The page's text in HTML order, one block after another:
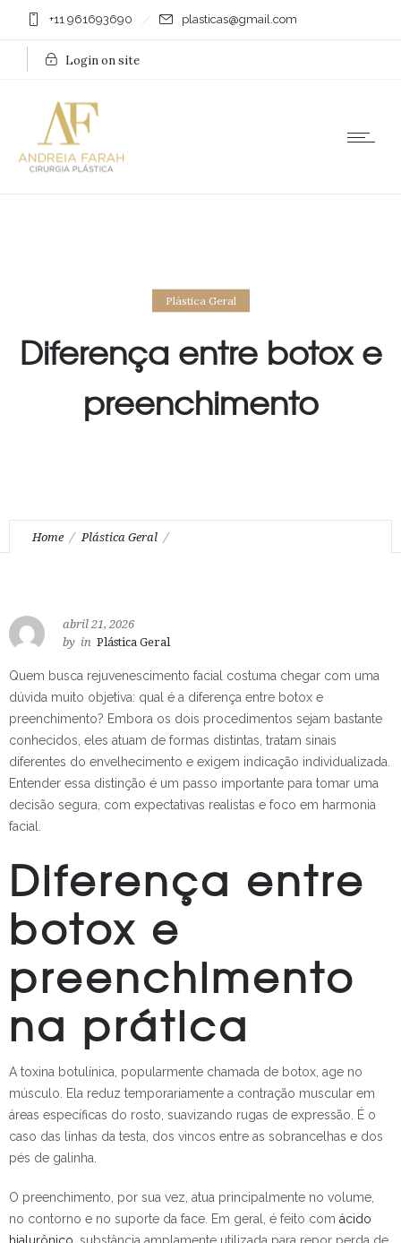
+11 961693690 plasticas@gmail.com
Login on site
Plástica Geral
Diferença entre botox e
preenchimento
Home Plástica Geral
abril 21, 2026
by in Plástica Geral
Quem busca rejuvenescimento facial costuma chegar com uma
dúvida muito objetiva: qual é a diferença entre botox e
preenchimento? Embora os dois procedimentos sejam bastante
conhecidos, eles atuam de formas distintas, tratam sinais
diferentes do envelhecimento e exigem indicação individualizada.
Entender essa distinção é um passo importante para tomar uma
decisão segura, com expectativas realistas e foco em harmonia
facial.
Diferença entre
botox e
preenchimento
na prática
A toxina botulínica, popularmente chamada de botox, age no
músculo. Ela reduz temporariamente a contração muscular em
áreas específicas do rosto, suavizando rugas de expressão. É o
caso das linhas da testa, dos vincos entre as sobrancelhas e dos
pés de galinha.
O preenchimento, por sua vez, atua principalmente no volume,
no contorno e no suporte da face. Em geral, é feito com ácido